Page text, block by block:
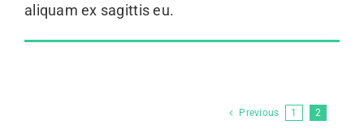
aliquam ex sagittis eu.
Previous 1 2